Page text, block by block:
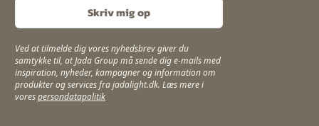
Skriv mig op
Ved at tilmelde dig vores nyhedsbrev giver du
samtykke til, at Jada Group må sende dig e-mails med
inspiration, nyheder, kampagner og information om
produkter og services fra jadalight.dk. Læs mere i
vorespersondatapolitik